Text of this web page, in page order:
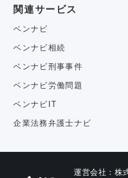
関連サービス
ベンナビ
ベンナビ相続
ベンナビ刑事事件
ベンナビ労働問題
ベンナビIT
企業法務弁護士ナビ
運営会社：株